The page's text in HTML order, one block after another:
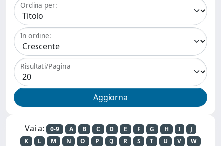
Ordina per:
In ordine:
Risultati/Pagina
Vai a: 0-9 A B C D E F G H I
J
K
L M N O P Q R S T U V
W